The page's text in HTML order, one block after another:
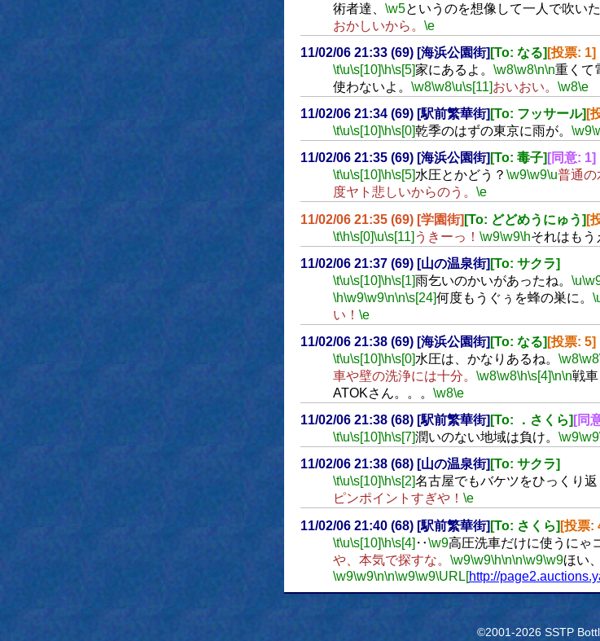
術者達、 \w5というのを想像して一人で吹いた
おかしいから。 \e
11/02/06 21:33 (69) [海浜公園街] [To: なる] [投票: 1]
\t\u\s[10]\h\s[5]家にあるよ。 \w8\w8\n\n重くて
使わないよ。 \w8\w8\u\s[11]おいおい。 \w8\e
11/02/06 21:34 (69) [駅前繁華街] [To: フッサール] [
\t\u\s[10]\h\s[0]乾季のはずの東京に雨が。 \w9
11/02/06 21:35 (69) [海浜公園街] [To: 毒子] [同意: 1]
\t\u\s[10]\h\s[5]水圧とかどう？ \w9\w9\u普通の
度ヤト悲しいからのう。 \e
11/02/06 21:35 (69) [学園街] [To: どどめうにゅう] [
\t\h\s[0]\u\s[11] うきーっ！ \w9\w9\hそれはもう
11/02/06 21:37 (69) [山の温泉街] [To: サクラ]
\t\u\s[10]\h\s[1]雨乞いのかいがあったね。 \u
\h\w9\w9\n\n\s[24]何度もうぐぅを蜂の巣に。
い！ \e
11/02/06 21:38 (69) [海浜公園街] [To: なる] [投票: 5]
\t\u\s[10]\h\s[0]水圧は、かなりあるね。 \w8\w8
車や壁の洗浄には十分。 \w8\w8\h\s[4]\n\n戦
ATOKさん。。。 \w8\e
11/02/06 21:38 (68) [駅前繁華街] [To: ．さくら] [同
\t\u\s[10]\h\s[7]潤いのない地域は負け。 \w9\w9
11/02/06 21:38 (68) [山の温泉街] [To: サクラ]
\t\u\s[10]\h\s[2]名古屋でもバケツをひっくり返
ピンポイントすぎや！ \e
11/02/06 21:40 (68) [駅前繁華街] [To: さくら] [投票:
\t\u\s[10]\h\s[4] ‥\w9高圧洗車だけに使うにゃ
や、本気で探すな。 \w9\w9\h\n\n\w9\w9ほい
\w9\w9\n\n\w9\w9\URL[http://
©2001-2026 SSTP